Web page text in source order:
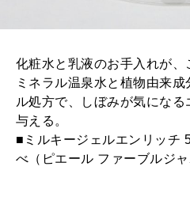
化粧水と乳液のお手入れが
ミネラル温泉水と植物由来
ル処方で、しぼみが気にな
与える。
■ミルキージェルエンリッチ
べ（ピエール ファーブルジ